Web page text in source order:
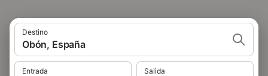
Destino
Obón, España
Entrada Salida